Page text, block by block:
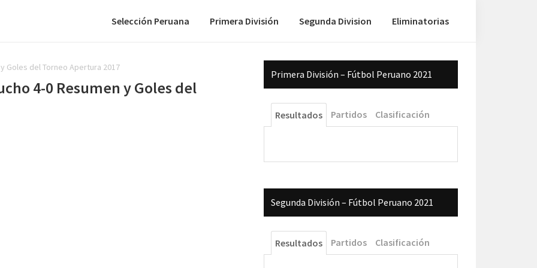
Selección Peruana Primera División Segunda Division Eliminatorias
Goles del Torneo Apertura 2017
4-0 Resumen y Goles del
Barra
lateral
principal
Primera División – Fútbol Peruano 2021
Resultados Partidos Clasificación
Segunda División – Fútbol Peruano 2021
Resultados Partidos Clasificación